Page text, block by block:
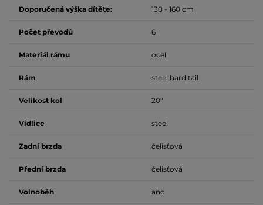
Doporučená výška dítěte: 130 - 160 cm
Počet převodů 6
Materiál rámu ocel
Rám steel hard tail
Velikost kol 20"
Vidlice steel
Zadní brzda čelisťová
Přední brzda čelisťová
Volnoběh ano